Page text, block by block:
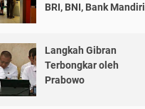
BRI, BNI, Bank Mandiri
Langkah Gibran
Terbongkar oleh
Prabowo